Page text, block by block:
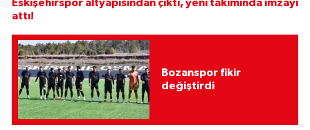
Eskişehirspor altyapısından çıktı, yeni takımında imzayı
attı!
Bozanspor fikir
değiştirdi